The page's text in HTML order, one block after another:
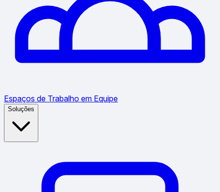
Espaços de Trabalho em Equipe
Soluções